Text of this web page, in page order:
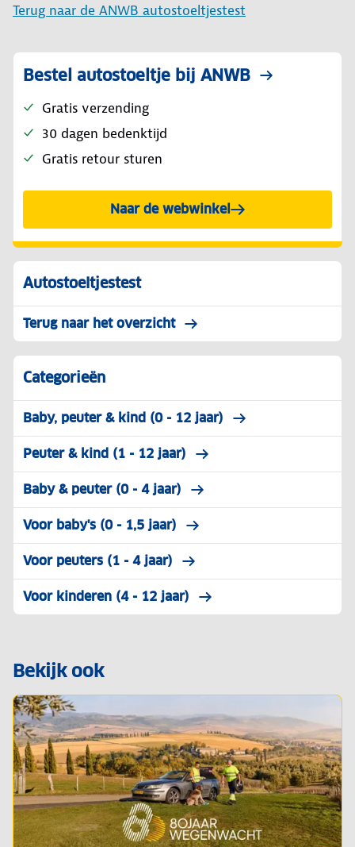
Terug naar de ANWB autostoeltjestest
Bestel autostoeltje bij ANWB
Gratis verzending
30 dagen bedenktijd
Gratis retour sturen
Naar de webwinkel
Autostoeltjestest
Terug naar het overzicht
Categorieën
Baby, peuter & kind (0 - 12 jaar)
Peuter & kind (1 - 12 jaar)
Baby & peuter (0 - 4 jaar)
Voor baby's (0 - 1,5 jaar)
Voor peuters (1 - 4 jaar)
Voor kinderen (4 - 12 jaar)
Bekijk ook